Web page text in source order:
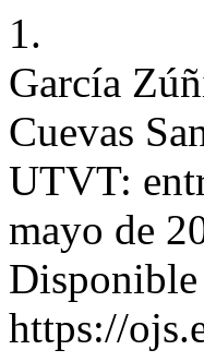
1.
García
Cuevas
UTVT:
mayo de
Disponible
https://